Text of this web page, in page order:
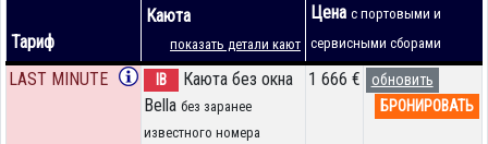
Тариф
Каюта
показать детали кают
Цена с портовыми и
сервисными сборами
LAST MINUTE IB
Каюта без окна
Bella без заранее
известного номера
1 666 €
обновить
БРОНИРОВАТЬ